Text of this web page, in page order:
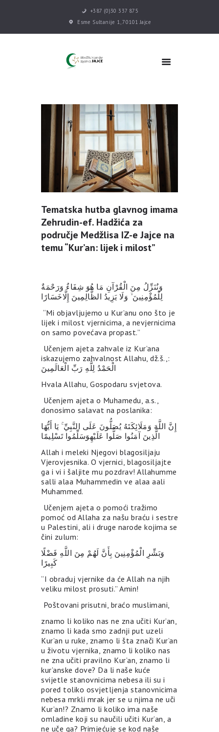
+387 (0)30 337 875
Esme Sultanije 1, 70101 Jajce
POČETNA
DŽEMATI
MEKTEB
ASOCIJACIJE
USLUGE
MULTIMEDIJA
KONTAKT
DONACIJE
Tematska hutba glavnog imama
Zehrudin-ef. Hadžića za
područje Medžlisa IZ-e Jajce na
temu “Kur’an: lijek i milost”
وَنُنَزِّلُ مِنَ الْقُرْآنِ مَا هُوَ شِفَاءٌ وَرَحْمَةٌ
لِلْمُؤْمِنِينَ ۙ وَلَا يَزِيدُ الظَّالِمِينَ إِلَّاخَسَارًا
“Mi objavljujemo u Kur’anu ono što je
lijek i milost vjernicima, a nevjernicima
on samo povećava propast.”
Učenjem ajeta zahvale iz Kur’ana
iskazujemo zahvalnost Allahu, dž.š.,:
الْحَمْدُ لِلَّهِ رَبِّ الْعَالَمِينَ
Hvala Allahu, Gospodaru svjetova.
Učenjem ajeta o Muhamedu, a.s.,
donosimo salavat na poslanika:
إِنَّ اللَّهَ وَمَلَائِكَتَهُ يُصَلُّونَ عَلَى النَّبِيِّ ۚ يَا أَيُّهَا
الَّذِينَ آمَنُوا صَلُّوا عَلَيْهِوَسَلِّمُوا تَسْلِيمًا
Allah i meleki Njegovi blagosiljaju
Vjerovjesnika. O vjernici, blagosiljajte
ga i vi i šaljite mu pozdrav! Allahumme
salli alaa Muhammedin ve alaa aali
Muhammed.
Učenjem ajeta o pomoći tražimo
pomoć od Allaha za našu braću i sestre
u Palestini, ali i druge narode kojima se
čini zulum:
وَبَشِّرِ الْمُؤْمِنِينَ بِأَنَّ لَهُمْ مِنَ اللَّهِ فَضْلًا
كَبِيرًا
“I obraduj vjernike da će Allah na njih
veliku milost prosuti.” Amin!
Poštovani prisutni, braćo muslimani,
znamo li koliko nas ne zna učiti Kur’an,
znamo li kada smo zadnji put uzeli
Kur’an u ruke, znamo li šta znači Kur’an
u životu vjernika, znamo li koliko nas
ne zna učiti pravilno Kur’an, znamo li
kur’anske dove? Da li naše kuće
svijetle stanovnicima nebesa ili su i
pored toliko osvjetljenja stanovnicima
nebesa mrkli mrak jer se u njima ne uči
Kur’an!? Znamo li koliko ima naše
omladine koji su naučili učiti Kur’an, a
ne uče ga? Primjećuje se kod naše